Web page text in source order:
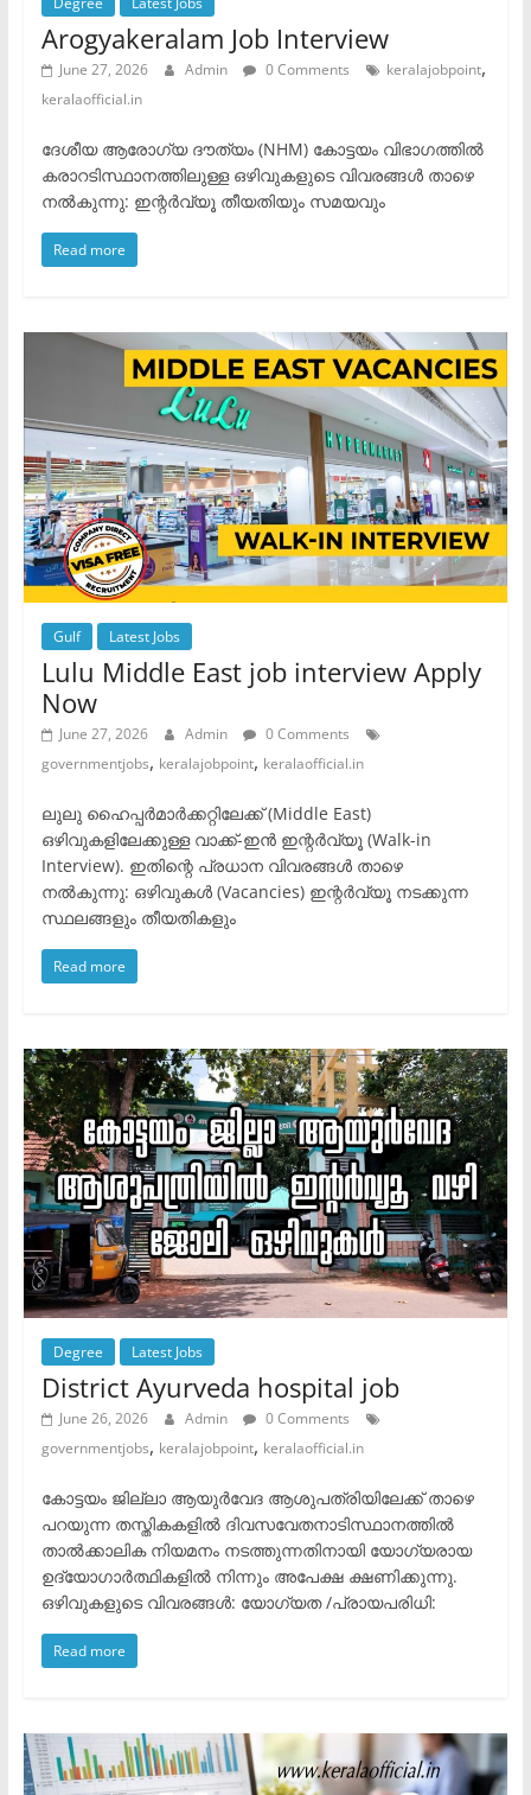
Arogyakeralam Job Interview
June 27, 2026 Admin 0 Comments keralajobpoint,
keralaofficial.in
ദേശീയ ആരോഗ്യ ദൗത്യം (NHM) കോട്ടയം വിഭാഗത്തിൽ
കരാറടിസ്ഥാനത്തിലുള്ള ഒഴിവുകളുടെ വിവരങ്ങൾ താഴെ
നൽകുന്നു: ​ഇന്റർവ്യൂ തീയതിയും സമയവും
Read more
Gulf Latest Jobs
Lulu Middle East job interview Apply
Now
June 27, 2026 Admin
0 Comments
governmentjobs, keralajobpoint, keralaofficial.in
ലുലു ഹൈപ്പർമാർക്കറ്റിലേക്ക് (Middle East)
ഒഴിവുകളിലേക്കുള്ള വാക്ക്-ഇൻ ഇന്റർവ്യൂ (Walk-in
Interview). ഇതിന്റെ പ്രധാന വിവരങ്ങൾ താഴെ
നൽകുന്നു: ​ഒഴിവുകൾ (Vacancies) ​ഇന്റർവ്യൂ നടക്കുന്ന
സ്ഥലങ്ങളും തീയതികളും
Read more
Degree Latest Jobs
District Ayurveda hospital job
June 26, 2026 Admin
0 Comments
governmentjobs, keralajobpoint, keralaofficial.in
കോട്ടയം ജില്ലാ ആയുർവേദ ആശുപത്രിയിലേക്ക് താഴെ
പറയുന്ന തസ്തികകളിൽ ദിവസവേതനാടിസ്ഥാനത്തിൽ
താൽക്കാലിക നിയമനം നടത്തുന്നതിനായി യോഗ്യരായ
ഉദ്യോഗാർത്ഥികളിൽ നിന്നും അപേക്ഷ ക്ഷണിക്കുന്നു.​
ഒഴിവുകളുടെ വിവരങ്ങൾ: യോഗ്യത /പ്രായപരിധി:
Read more